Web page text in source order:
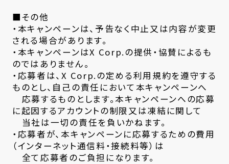
■その他
・本キャンペーンは、予告なく中止又は内容が変更
される場合があります。
・本キャンペーンはX Corp.の提供・協賛によるも
のではありません。
・応募者は、X Corp.の定める利用規約を遵守する
ものとし、自己の責任において本キャンペーンへ
応募するものとします。本キャンペーンへの応募
に起因するアカウントの制限又は凍結に関して
当社は一切の責任を負いかねます。
・応募者が、本キャンペーンに応募するための費用
（インターネット通信料・接続料等）は
全て応募者のご負担になります。